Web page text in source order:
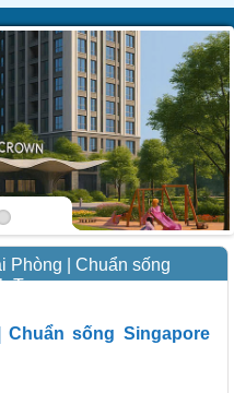
Phòng | Chuẩn sống
Tray
Chuẩn sống Singapore